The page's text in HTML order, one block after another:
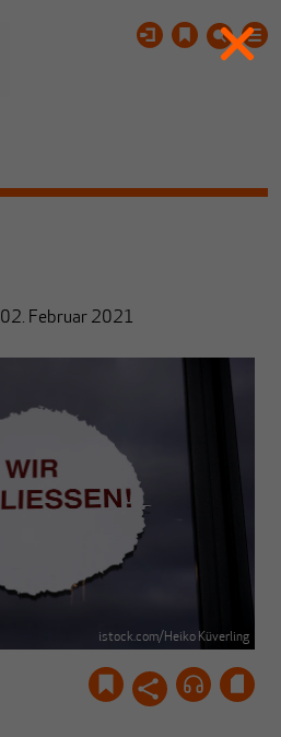
02. Februar 2021
istock.com/Heiko Küverling